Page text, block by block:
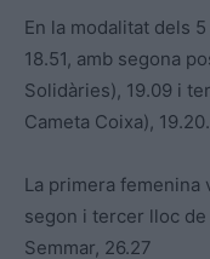
En la modalitat dels
18.51, amb segona
Solidàries), 19.09 i
Cameta Coixa), 19.20.
La primera femenina
segon i tercer lloc
Semmar, 26.27